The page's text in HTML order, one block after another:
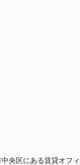
央区にある賃貸オフィ